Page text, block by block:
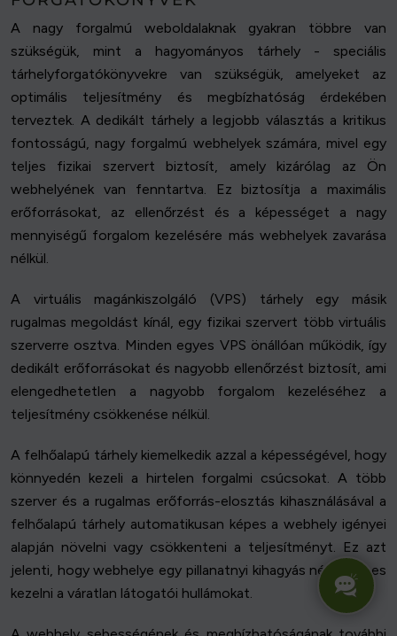
A nagy forgalmú weboldalaknak gyakran többre van
szükségük, mint a hagyományos tárhely - speciális
tárhelyforgatókönyvekre van szükségük, amelyeket az
optimális teljesítmény és megbízhatóság érdekében
terveztek. A dedikált tárhely a legjobb választás a kritikus
fontosságú, nagy forgalmú webhelyek számára, mivel egy
teljes fizikai szervert biztosít, amely kizárólag az Ön
webhelyének van fenntartva. Ez biztosítja a maximális
erőforrásokat, az ellenőrzést és a képességet a nagy
mennyiségű forgalom kezelésére más webhelyek zavarása
nélkül.
A virtuális magánkiszolgáló (VPS) tárhely egy másik
rugalmas megoldást kínál, egy fizikai szervert több virtuális
szerverre osztva. Minden egyes VPS önállóan működik, így
dedikált erőforrásokat és nagyobb ellenőrzést biztosít, ami
elengedhetetlen a nagyobb forgalom kezeléséhez a
teljesítmény csökkenése nélkül.
A felhőalapú tárhely kiemelkedik azzal a képességével, hogy
könnyedén kezeli a hirtelen forgalmi csúcsokat. A több
szerver és a rugalmas erőforrás-elosztás kihasználásával a
felhőalapú tárhely automatikusan képes a webhely igényei
alapján növelni vagy csökkenteni a teljesítményt. Ez azt
jelenti, hogy webhelye egy pillanatnyi kihagyás nélkül képes
kezelni a váratlan látogatói hullámokat.